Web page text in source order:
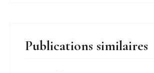
Publications similaires